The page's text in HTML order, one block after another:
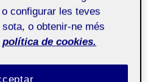
les proves?
avaluen els continguts i
après i adquirit
configurar les teves
o obtenir-ne més
política de cookies.